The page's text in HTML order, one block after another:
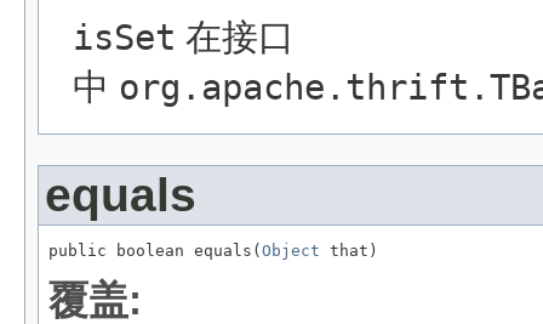
isSet 在接口
中
equals
public boolean equals( Object that)
覆盖: